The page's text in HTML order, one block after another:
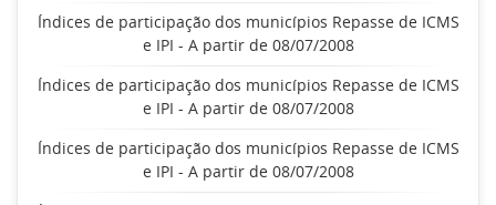
Índices de participação dos municípios Repasse de ICMS
e IPI - A partir de 08/07/2008
Índices de participação dos municípios Repasse de ICMS
e IPI - A partir de 08/07/2008
Índices de participação dos municípios Repasse de ICMS
e IPI - A partir de 08/07/2008